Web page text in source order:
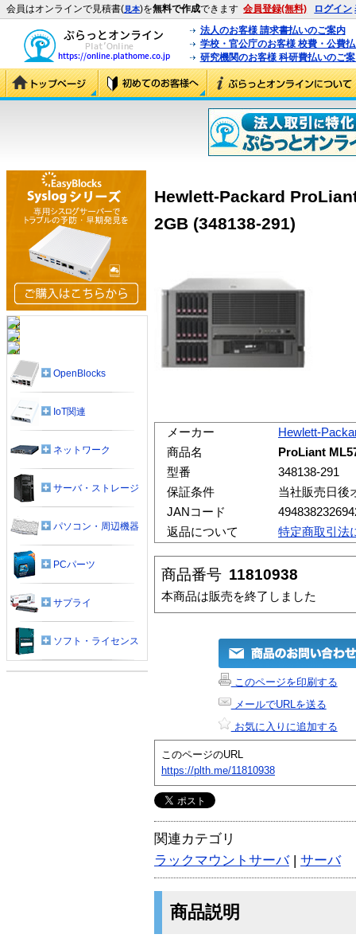
会員はオンラインで見積書(見本)を無料で作成できます 会員登録(無料) ログイン
法人のお客様 請求書払いのご案内
学校・官公庁のお客様 校費・公費
研究機関のお客様 科研費払いのご
Hewlett-Packard
2GB (348138-291)
メーカー
Hewlett-
商品名
ProLiant
型番
348138-291
保証条件
当社販売日後
JANコード
返品について
特定商取引法
商品番号 11810938
本商品は販売を終了しました
このページを印刷する
メールでURLを送る
お気に入りに追加する
このページのURL
https://plth.me/11810938
関連カテゴリ
ラックマウントサーバ| サーバ
商品説明
OpenBlocks
IoT関連
ネットワーク
サーバ・ストレージ
パソコン・周辺機器
PCパーツ
サプライ
ソフト・ライセンス